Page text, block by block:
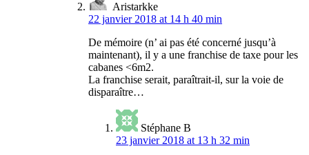
Aristarkke
22 janvier 2018 at 14 h 40 min
De mémoire (n’ ai pas été concerné jusqu’à
maintenant), il y a une franchise de taxe pour les
cabanes <6m2.
La franchise serait, paraîtrait-il, sur la voie de
disparaître…
Stéphane B
23 janvier 2018 at 13 h 32 min